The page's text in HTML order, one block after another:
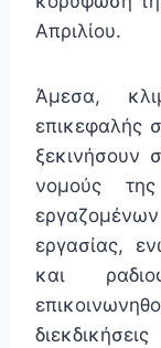
Απριλίου.
Άμεσα,
επικεφαλής
ξεκινήσουν
νομούς
εργασίας,
και